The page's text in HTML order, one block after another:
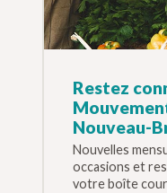
Restez
Nouveau-
Nouvelles
occasions et
votre boîte